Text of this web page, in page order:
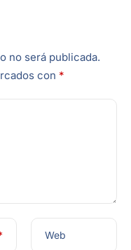
no será publicada.
con *
Web